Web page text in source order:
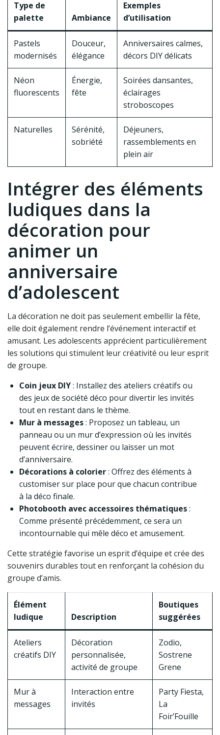
Type de
palette
Ambiance
Exemples
d’utilisation
Pastels
modernisés
Douceur,
élégance
Anniversaires calmes,
décors DIY délicats
Néon
fluorescents
Énergie,
fête
Soirées dansantes,
éclairages
stroboscopes
Naturelles
Sérénité,
sobriété
Déjeuners,
rassemblements en
plein air
Intégrer des éléments
ludiques dans la
décoration pour
animer un
anniversaire
d’adolescent
La décoration ne doit pas seulement embellir la fête,
elle doit également rendre l’événement interactif et
amusant. Les adolescents apprécient particulièrement
les solutions qui stimulent leur créativité ou leur esprit
de groupe.
Coin jeux DIY: Installez des ateliers créatifs ou
des jeux de société déco pour divertir les invités
tout en restant dans le thème.
Mur à messages: Proposez un tableau, un
panneau ou un mur d’expression où les invités
peuvent écrire, dessiner ou laisser un mot
d’anniversaire.
Décorations à colorier: Offrez des éléments à
customiser sur place pour que chacun contribue
à la déco finale.
Photobooth avec accessoires thématiques:
Comme présenté précédemment, ce sera un
incontournable qui mêle déco et amusement.
Cette stratégie favorise un esprit d’équipe et crée des
souvenirs durables tout en renforçant la cohésion du
groupe d’amis.
Élément
ludique
Description
Boutiques
suggérées
Ateliers
créatifs DIY
Décoration
personnalisée,
activité de groupe
Zodio,
Sostrene
Grene
Mur à
messages
Interaction entre
invités
Party Fiesta,
La
Foir’Fouille